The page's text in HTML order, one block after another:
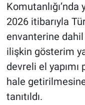
2026 itibarıyla
envanterine
ilişkin gösterim
devreli el yapımı
hale
tanıtıldı.